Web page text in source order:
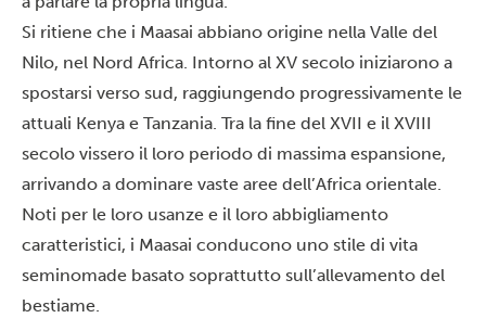
Si ritiene che i Maasai abbiano origine nella Valle del
Nilo, nel Nord Africa. Intorno al XV secolo iniziarono a
spostarsi verso sud, raggiungendo progressivamente le
attuali Kenya e Tanzania. Tra la fine del XVII e il XVIII
secolo vissero il loro periodo di massima espansione,
arrivando a dominare vaste aree dell’Africa orientale.
Noti per le loro usanze e il loro abbigliamento
caratteristici, i Maasai conducono uno stile di vita
seminomade basato soprattutto sull’allevamento del
bestiame.